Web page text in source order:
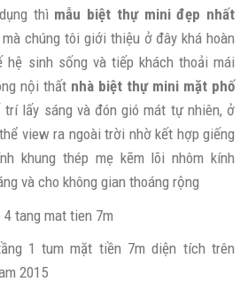
thì mẫu biệt thự mini đẹp nhất
mà chúng tôi giới thiệu ở đây khá hoàn
hệ sinh sống và tiếp khách thoải mái
nội thất nhà biệt thự mini mặt phố
trí lấy sáng và đón gió mát tự nhiên, ở
view ra ngoài trời nhờ kết hợp giếng
khung thép mẹ kẽm lõi nhôm kính
và cho không gian thoáng rộng
1 tum mặt tiền 7m diện tích trên
2015